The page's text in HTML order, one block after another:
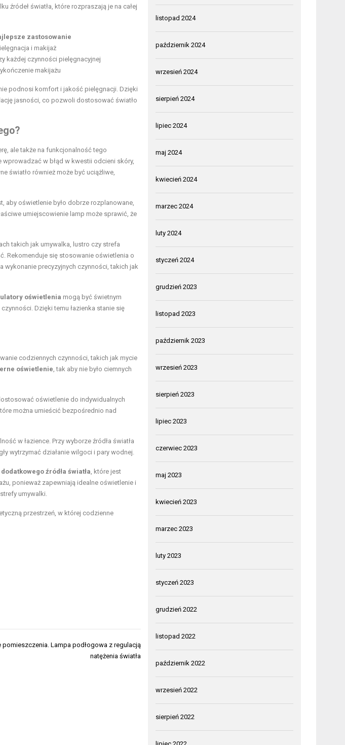
źródeł światła, które rozpraszają je na całej
zastosowanie
i makijaż
każdej czynności pielęgnacyjnej
makijażu
podnosi komfort i jakość pielęgnacji. Dzięki
jasności, co pozwoli dostosować światło
ale także na funkcjonalność tego
wprowadzać w błąd w kwestii odcieni skóry,
światło również może być uciążliwe,
aby oświetlenie było dobrze rozplanowane,
umiejscowienie lamp może sprawić, że
takich jak umywalka, lustro czy strefa
Rekomenduje się stosowanie oświetlenia o
wykonanie precyzyjnych czynności, takich jak
oświetlenia mogą być świetnym
Dzięki temu łazienka stanie się
codziennych czynności, takich jak mycie
oświetlenie, tak aby nie było ciemnych
oświetlenie do indywidualnych
można umieścić bezpośrednio nad
w łazience. Przy wyborze źródła światła
wytrzymać działanie wilgoci i pary wodnej.
dodatkowego źródła światła, które jest
ponieważ zapewniają idealne oświetlenie i
umywalki.
przestrzeń, w której codzienne
Lampa podłogowa z regulacją
natężenia światła
listopad 2024
październik 2024
wrzesień 2024
sierpień 2024
lipiec 2024
maj 2024
kwiecień 2024
marzec 2024
luty 2024
styczeń 2024
grudzień 2023
listopad 2023
październik 2023
wrzesień 2023
sierpień 2023
lipiec 2023
czerwiec 2023
maj 2023
kwiecień 2023
marzec 2023
luty 2023
styczeń 2023
grudzień 2022
listopad 2022
październik 2022
wrzesień 2022
sierpień 2022